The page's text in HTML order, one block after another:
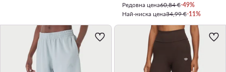
Редовна цена60,84 €-49%
Най-ниска цена34,99 €-11%